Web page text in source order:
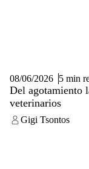
08/06/2026 5 min
Del agotamiento
veterinarios
Gigi Tsontos